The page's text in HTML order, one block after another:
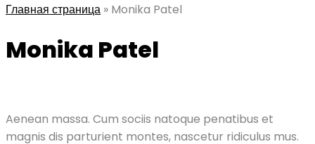
Главная страница » Monika Patel
Monika Patel
Aenean massa. Cum sociis natoque penatibus et
magnis dis parturient montes, nascetur ridiculus mus.